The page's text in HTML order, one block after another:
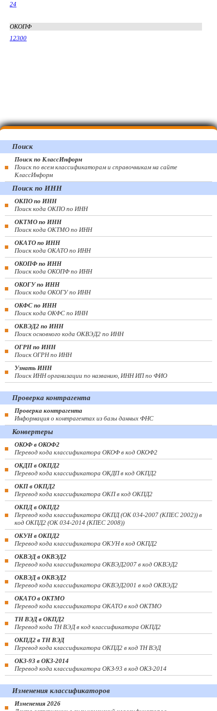
24
ОКОПФ
12300
Поиск
Поиск по КлассИнформ
Поиск по всем классификаторам и справочникам на сайте
КлассИнформ
Поиск по ИНН
ОКПО по ИНН
Поиск кода ОКПО по ИНН
ОКТМО по ИНН
Поиск кода ОКТМО по ИНН
ОКАТО по ИНН
Поиск кода ОКАТО по ИНН
ОКОПФ по ИНН
Поиск кода ОКОПФ по ИНН
ОКОГУ по ИНН
Поиск кода ОКОГУ по ИНН
ОКФС по ИНН
Поиск кода ОКФС по ИНН
ОКВЭД2 по ИНН
Поиск основного кода ОКВЭД2 по ИНН
ОГРН по ИНН
Поиск ОГРН по ИНН
Узнать ИНН
Поиск ИНН организации по названию, ИНН ИП по ФИО
Проверка контрагента
Проверка контрагента
Информация о контрагентах из базы данных ФНС
Конвертеры
ОКОФ в ОКОФ2
Перевод кода классификатора ОКОФ в код ОКОФ2
ОКДП в ОКПД2
Перевод кода классификатора ОКДП в код ОКПД2
ОКП в ОКПД2
Перевод кода классификатора ОКП в код ОКПД2
ОКПД в ОКПД2
Перевод кода классификатора ОКПД (ОК 034-2007 (КПЕС 2002)) в
код ОКПД2 (ОК 034-2014 (КПЕС 2008))
ОКУН в ОКПД2
Перевод кода классификатора ОКУН в код ОКПД2
ОКВЭД в ОКВЭД2
Перевод кода классификатора ОКВЭД2007 в код ОКВЭД2
ОКВЭД в ОКВЭД2
Перевод кода классификатора ОКВЭД2001 в код ОКВЭД2
ОКАТО в ОКТМО
Перевод кода классификатора ОКАТО в код ОКТМО
ТН ВЭД в ОКПД2
Перевод кода ТН ВЭД в код классификатора ОКПД2
ОКПД2 в ТН ВЭД
Перевод кода классификатора ОКПД2 в код ТН ВЭД
ОКЗ-93 в ОКЗ-2014
Перевод кода классификатора ОКЗ-93 в код ОКЗ-2014
Изменения классификаторов
Изменения 2026